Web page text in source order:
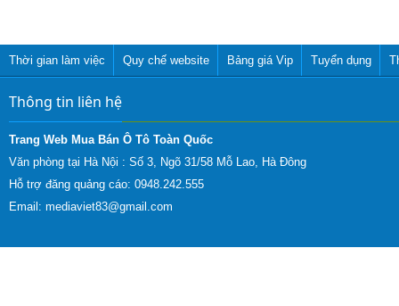
Thời gian làm việc Quy chế website Bảng giá Vip Tuyển dụng
Thông tin liên hệ
Trang Web Mua Bán Ô Tô Toàn Quốc
Văn phòng tại Hà Nội : Số 3, Ngõ 31/58 Mỗ Lao, Hà Đông
Hỗ trợ đăng quảng cáo: 0948.242.555
Email: mediaviet83@gmail.com